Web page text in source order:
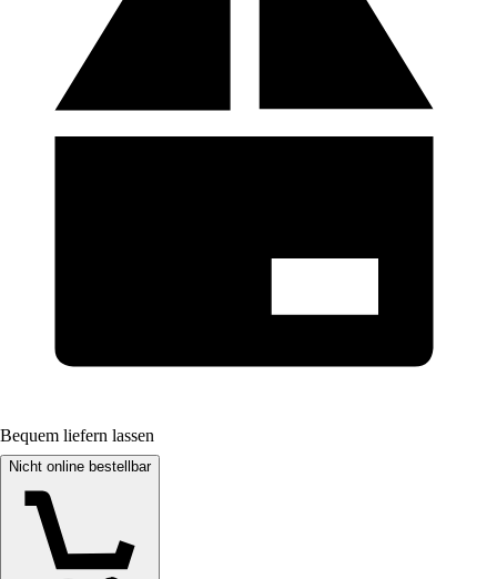
Bequem liefern lassen
Nicht online bestellbar